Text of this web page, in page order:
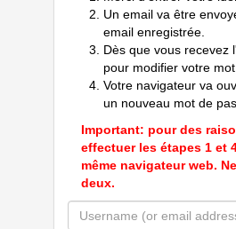
Un email va être
email enregistrée.
Dès que vous recevez
pour modifier votre
Votre navigateur va
un nouveau mot de
Important: pour des
effectuer les étapes 1 et
même navigateur web.
deux.